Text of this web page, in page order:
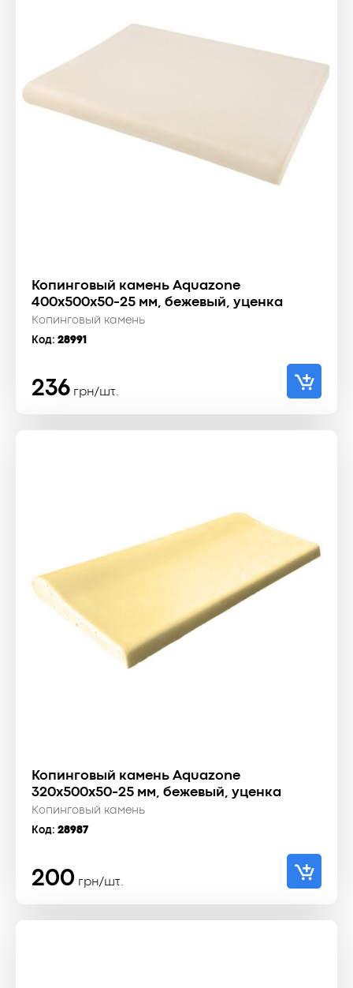
Копинговый камень Aquazone
400x500x50-25 мм, бежевый, уценка
Копинговый камень
Код: 28991
236 грн/шт.
Копинговый камень Aquazone
320x500x50-25 мм, бежевый, уценка
Копинговый камень
Код: 28987
200 грн/шт.